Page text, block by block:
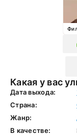
Дата выхода:
Страна:
Жанр:
В качестве: